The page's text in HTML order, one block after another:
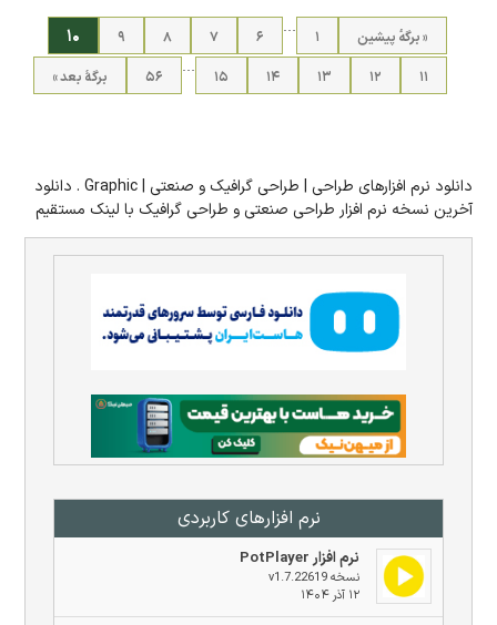
نرم افزار‌های کاربردی
نرم افزار PotPlayer
نسخه v1.7.22619
۱۲ آذر ۱۴۰۴
« برگه‌ٔ پیشین ۱
…
۶ ۷ ۸ ۹ ۱۰
۱۱ ۱۲ ۱۳ ۱۴ ۱۵
…
۵۶ برگهٔ بعد »
دانلود نرم افزارهای طراحی | طراحی گرافیک و صنعتی | Graphic . دانلود
آخرین نسخه نرم افزار طراحی صنعتی و طراحی گرافیک با لینک مستقیم